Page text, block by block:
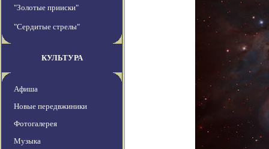
"Золотые прииски"
"Сердитые стрелы"
КУЛЬТУРА
Афиша
Новые передвжиники
Фотогалерея
Музыка